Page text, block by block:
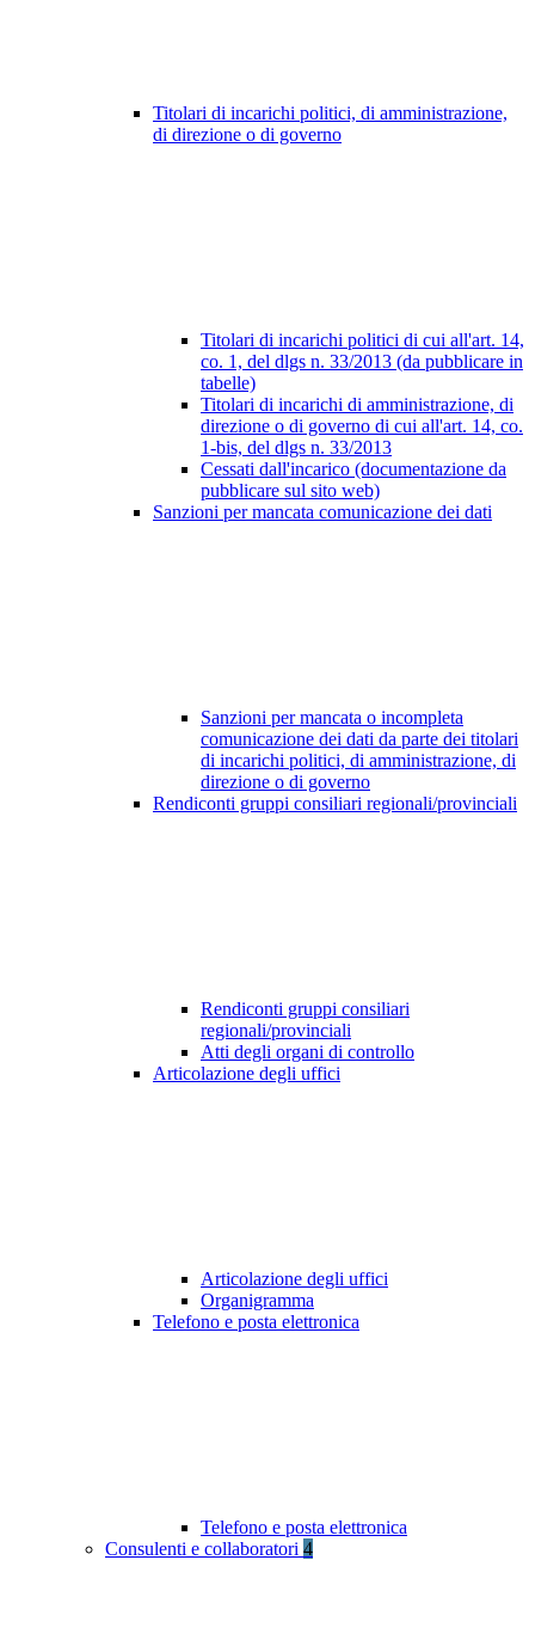
Titolari di incarichi politici, di amministrazione,
di direzione o di governo
Titolari di incarichi politici di cui all'art. 14,
co. 1, del dlgs n. 33/2013 (da pubblicare in
tabelle)
Titolari di incarichi di amministrazione, di
direzione o di governo di cui all'art. 14, co.
1-bis, del dlgs n. 33/2013
Cessati dall'incarico (documentazione da
pubblicare sul sito web)
Sanzioni per mancata comunicazione dei dati
Sanzioni per mancata o incompleta
comunicazione dei dati da parte dei titolari
di incarichi politici, di amministrazione, di
direzione o di governo
Rendiconti gruppi consiliari regionali/provinciali
Rendiconti gruppi consiliari
regionali/provinciali
Atti degli organi di controllo
Articolazione degli uffici
Articolazione degli uffici
Organigramma
Telefono e posta elettronica
Telefono e posta elettronica
Consulenti e collaboratori 4